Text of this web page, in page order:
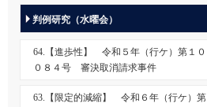
判例研究（水曜会）
64.【進歩性】 令和５年（行ケ）第１０
０８４号 審決取消請求事件
63.【限定的減縮】 令和６年（行ケ）第